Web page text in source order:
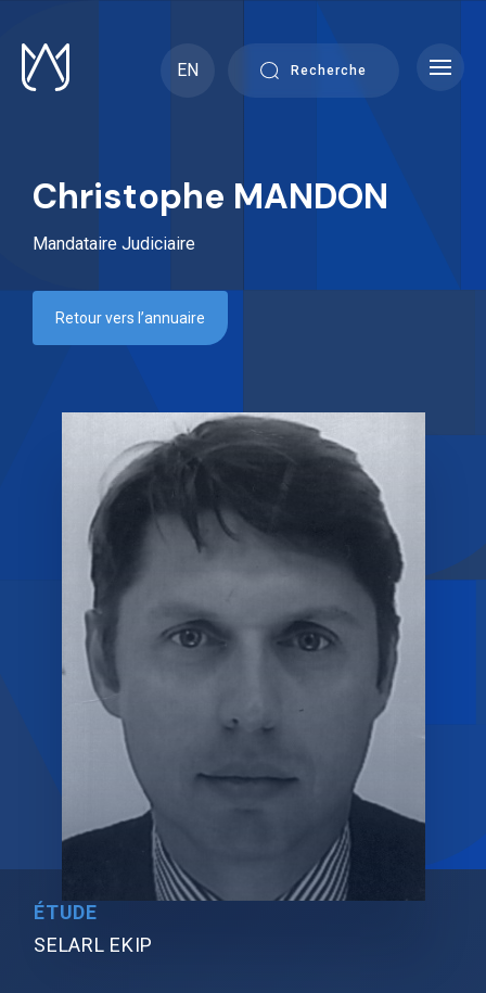
content
EN
Recherche
Christophe MANDON
Mandataire Judiciaire
Retour vers l’annuaire
ÉTUDE
SELARL EKIP